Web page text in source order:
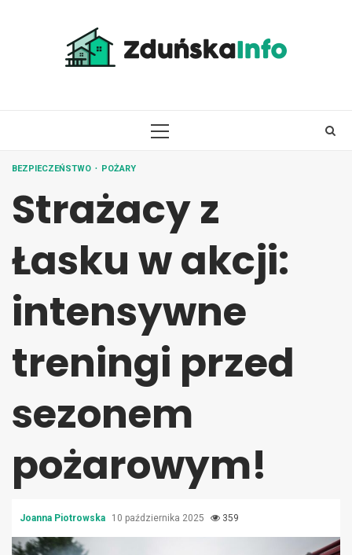
PRIMARY
BEZPIECZEŃSTWO POŻARY
Strażacy z
Łasku w akcji:
intensywne
treningi przed
sezonem
pożarowym!
Joanna Piotrowska 10 października 2025 359